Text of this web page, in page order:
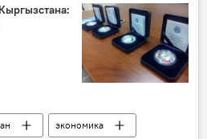
экономика